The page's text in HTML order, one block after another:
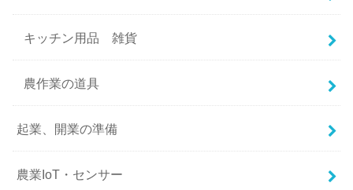
キッチン用品 雑貨
農作業の道具
起業、開業の準備
農業IoT・センサー